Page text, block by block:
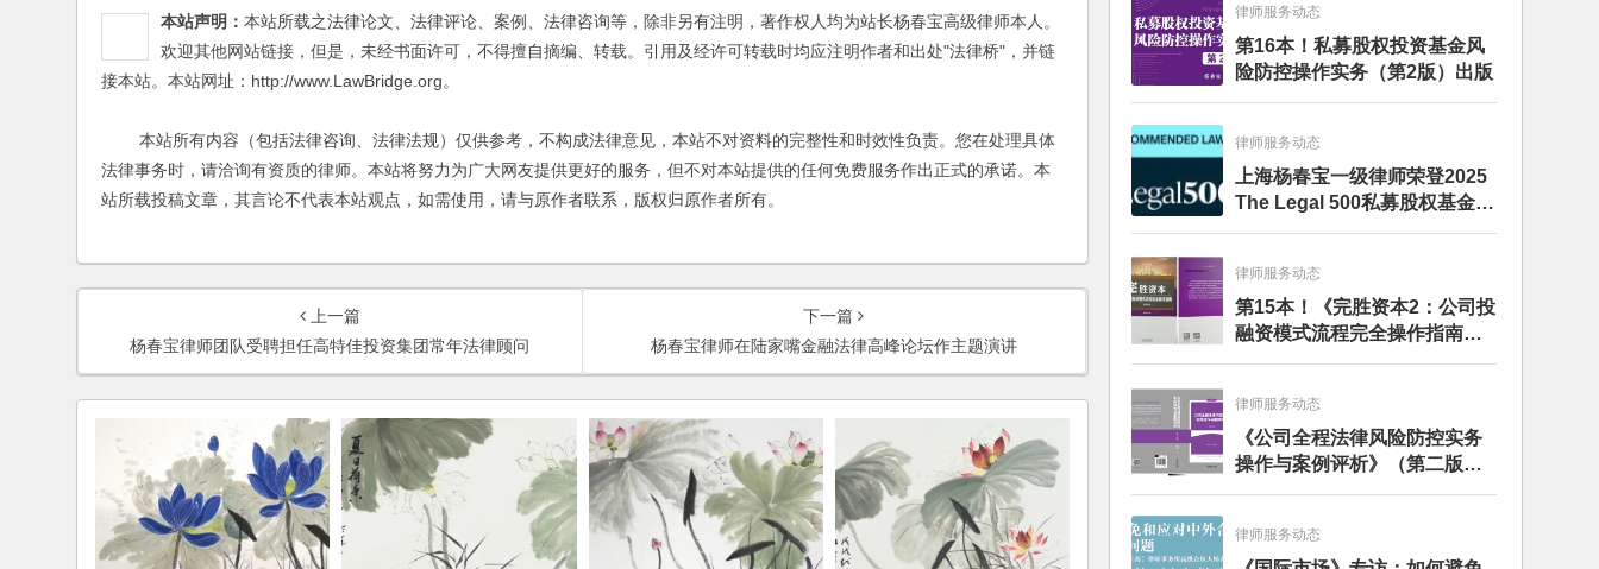
本站声明： 本站所载之法律论文、法律评论、案例、法律咨询等，除非另有注明，著作权人均为站长杨春宝高级律师本人。
欢迎其他网站链接，但是，未经书面许可，不得擅自摘编、转载。引用及经许可转载时均应注明作者和出处"法律桥"，并链
接本站。本站网址：http://www.LawBridge.org。
本站所有内容（包括法律咨询、法律法规）仅供参考，不构成法律意见，本站不对资料的完整性和时效性负责。您在处理具体
法律事务时，请洽询有资质的律师。本站将努力为广大网友提供更好的服务，但不对本站提供的任何免费服务作出正式的承诺。本
站所载投稿文章，其言论不代表本站观点，如需使用，请与原作者联系，版权归原作者所有。
上一篇
杨春宝律师团队受聘担任高特佳投资集团常年法律顾问
下一篇
杨春宝律师在陆家嘴金融法律高峰论坛作主题演讲
律师服务动态
第16本！私募股权投资基金风
险防控操作实务（第2版）出版
律师服务动态
上海杨春宝一级律师荣登2025
The Legal 500私募股权基金律
师榜单
律师服务动态
第15本！《完胜资本2：公司投
融资模式流程完全操作指南》
（第四版）出版
律师服务动态
《公司全程法律风险防控实务
操作与案例评析》（第二版）
出版发行
律师服务动态